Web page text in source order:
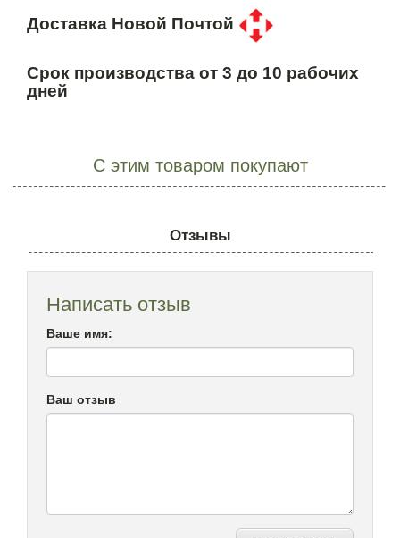
Доставка Новой Почтой
Срок производства от 3 до 10 рабочих
дней
С этим товаром покупают
Отзывы
Написать отзыв
Ваше имя:
Ваш отзыв